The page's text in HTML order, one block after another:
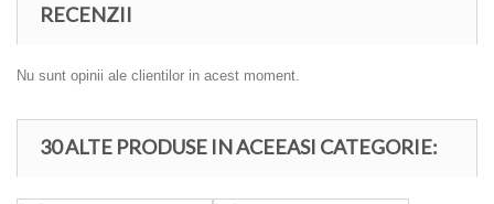
RECENZII
Nu sunt opinii ale clientilor in acest moment.
30 ALTE PRODUSE IN ACEEASI CATEGORIE: